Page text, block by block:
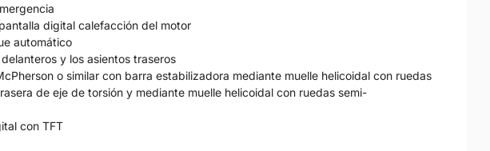
digital calefacción del motor
automático
y los asientos traseros
o similar con barra estabilizadora mediante muelle helicoidal con ruedas
de eje de torsión y mediante muelle helicoidal con ruedas semi-
con TFT